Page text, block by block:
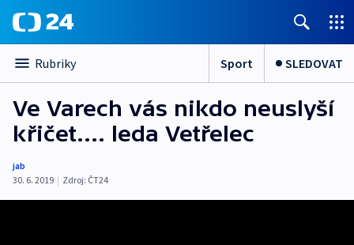
Rubriky Sport SLEDOVAT
Ve Varech vás nikdo neuslyší
křičet.... leda Vetřelec
jab
30. 6. 2019 | Zdroj: ČT24